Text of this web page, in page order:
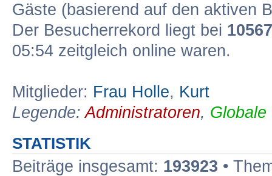
Gäste (basierend auf den aktiven
Der Besucherrekord liegt bei 10567
05:54 zeitgleich online waren.
Mitglieder: Frau Holle, Kurt
Legende:Administratoren, Globale
STATISTIK
Beiträge insgesamt: 193923 •